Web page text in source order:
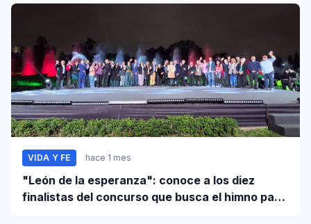
VIDA Y FE hace 1 mes
"León de la esperanza": conoce a los diez
finalistas del concurso que busca el himno para